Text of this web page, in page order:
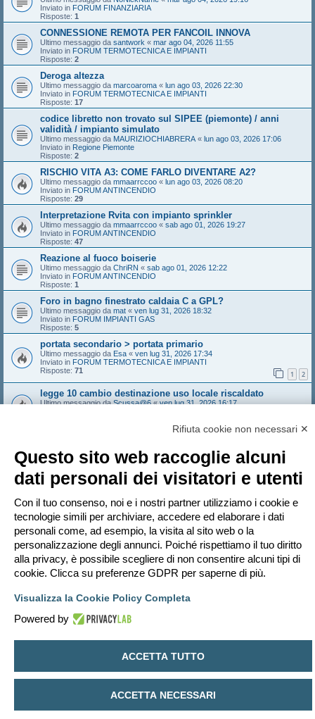
Inviato in FORUM FINANZIARIA
Risposte: 1
CONNESSIONE REMOTA PER FANCOIL INNOVA
Ultimo messaggio da santwork « mar ago 04, 2026 11:55
Inviato in FORUM TERMOTECNICA E IMPIANTI
Risposte: 2
Deroga altezza
Ultimo messaggio da marcoaroma « lun ago 03, 2026 22:30
Inviato in FORUM TERMOTECNICA E IMPIANTI
Risposte: 17
codice libretto non trovato sul SIPEE (piemonte) / anni
validità / impianto simulato
Ultimo messaggio da MAURIZIOCHIABRERA « lun ago 03, 2026 17:06
Inviato in Regione Piemonte
Risposte: 2
RISCHIO VITA A3: COME FARLO DIVENTARE A2?
Ultimo messaggio da mmaarrccoo « lun ago 03, 2026 08:20
Inviato in FORUM ANTINCENDIO
Risposte: 29
Interpretazione Rvita con impianto sprinkler
Ultimo messaggio da mmaarrccoo « sab ago 01, 2026 19:27
Inviato in FORUM ANTINCENDIO
Risposte: 47
Reazione al fuoco boiserie
Ultimo messaggio da ChriRN « sab ago 01, 2026 12:22
Inviato in FORUM ANTINCENDIO
Risposte: 1
Foro in bagno finestrato caldaia C a GPL?
Ultimo messaggio da mat « ven lug 31, 2026 18:32
Inviato in FORUM IMPIANTI GAS
Risposte: 5
portata secondario > portata primario
Ultimo messaggio da Esa « ven lug 31, 2026 17:34
Inviato in FORUM TERMOTECNICA E IMPIANTI
Risposte: 71 1 2
legge 10 cambio destinazione uso locale riscaldato
Ultimo messaggio daScussa@6«ven lug 31, 2026 16:17
Inviato inFORUM TERMOTECNICA E IMPIANTI
Conto termico 3.0 PA NZEB info volume
Ultimo messaggio daachille89«ven lug 31, 2026 11:31
ecobonus pdc+fotovoltaico
Ultimo messaggio daSimoneBaldini«ven lug 31, 2026 11:12
Inviato inFORUM FINANZIARIA
La ricerca ha trovato 33 risultati • Pagina1di1
Indice Contattaci
Traduzione ItalianaphpBB-Italia.it
Privacy|Condizioni
Rifiuta cookie non necessari ✕
Questo sito web raccoglie alcuni
dati personali dei visitatori e utenti
Con il tuo consenso, noi e i nostri partner utilizziamo i cookie e
tecnologie simili per archiviare, accedere ed elaborare i dati
personali come, ad esempio, la visita al sito web o la
personalizzazione degli annunci. Poiché rispettiamo il tuo diritto
alla privacy, è possibile scegliere di non consentire alcuni tipi di
cookie. Clicca su preferenze GDPR per saperne di più.
Visualizza la Cookie Policy Completa
Powered by
ACCETTA TUTTO
ACCETTA NECESSARI